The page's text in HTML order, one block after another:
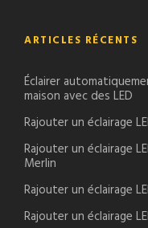
ARTICLES RÉCENTS
Éclairer
maison avec des LED
Rajouter un éclairage
Rajouter un éclairage
Merlin
Rajouter un éclairage
Rajouter un éclairage